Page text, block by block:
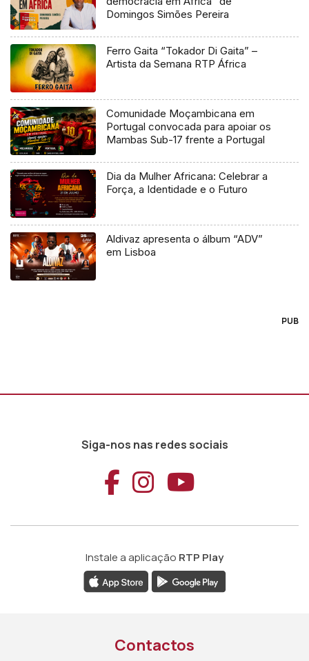
Domingos Simões Pereira
Ferro Gaita “Tokador Di Gaita” –
Artista da Semana RTP África
Comunidade Moçambicana em
Portugal convocada para apoiar os
Mambas Sub-17 frente a Portugal
Dia da Mulher Africana: Celebrar a
Força, a Identidade e o Futuro
Aldivaz apresenta o álbum “ADV”
em Lisboa
PUB
Siga-nos nas redes sociais
Aceder ao
Aceder ao
Aceder
Instale a aplicação RTP Play
Contactos